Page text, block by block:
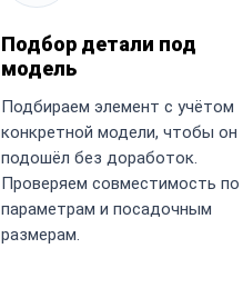
Подбор детали под
модель
Подбираем элемент с учётом
конкретной модели, чтобы он
подошёл без доработок.
Проверяем совместимость по
параметрам и посадочным
размерам.